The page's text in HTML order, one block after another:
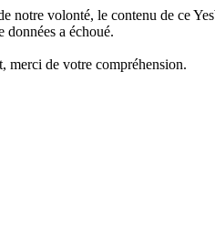
notre volonté, le contenu de ce
données a échoué.
merci de votre compréhension.